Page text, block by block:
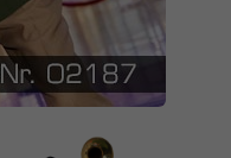
diese Website und Ihre
können verarbeitet werden
und Inhalte oder Anzeigen-
Verwendung Ihrer Daten
Informationen